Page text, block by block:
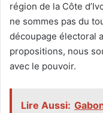
région de la Côte
ne sommes pas du
découpage électoral
propositions, nous
avec le pouvoir.
Lire Aussi: